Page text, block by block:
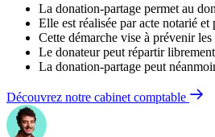
La donation-partage permet au
Elle est réalisée par acte notarié
Cette démarche vise à prévenir
Le donateur peut répartir
La donation-partage peut
Découvrez notre cabinet comptable